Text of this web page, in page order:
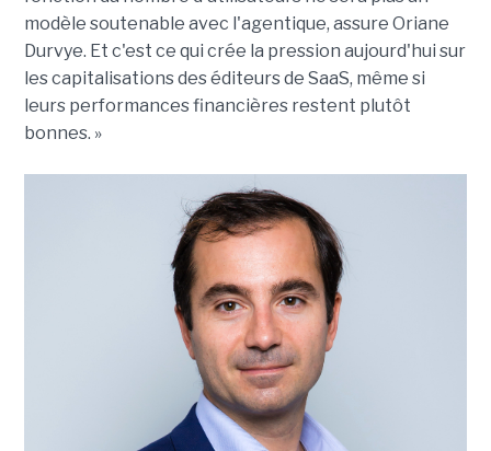
modèle soutenable avec l'agentique, assure Oriane
Durvye. Et c'est ce qui crée la pression aujourd'hui sur
les capitalisations des éditeurs de SaaS, même si
leurs performances financières restent plutôt
bonnes. »